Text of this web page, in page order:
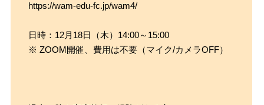
https://wam-edu-fc.jp/wam4/
日時：12月18日（木）14:00～15:00
※ ZOOM開催、費用は不要（マイク/カメラOFF）